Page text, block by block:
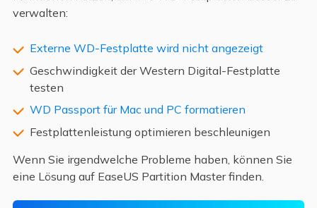
verwalten:
Externe WD-Festplatte wird nicht angezeigt
Geschwindigkeit der Western Digital-Festplatte
testen
WD Passport für Mac und PC formatieren
Festplattenleistung optimieren beschleunigen
Wenn Sie irgendwelche Probleme haben, können Sie
eine Lösung auf EaseUS Partition Master finden.